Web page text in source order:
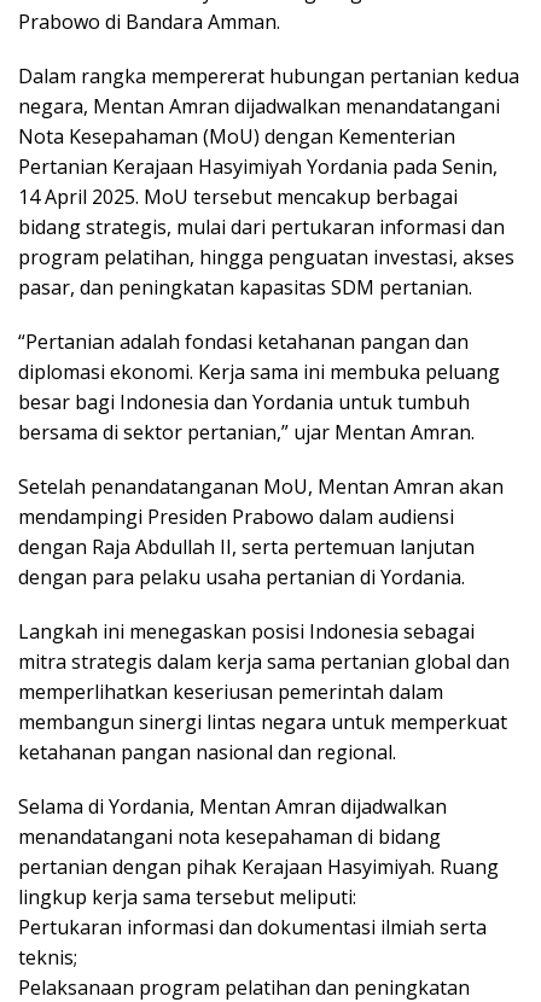
Prabowo di Bandara Amman.
Dalam rangka mempererat hubungan pertanian kedua
negara, Mentan Amran dijadwalkan menandatangani
Nota Kesepahaman (MoU) dengan Kementerian
Pertanian Kerajaan Hasyimiyah Yordania pada Senin,
14 April 2025. MoU tersebut mencakup berbagai
bidang strategis, mulai dari pertukaran informasi dan
program pelatihan, hingga penguatan investasi, akses
pasar, dan peningkatan kapasitas SDM pertanian.
“Pertanian adalah fondasi ketahanan pangan dan
diplomasi ekonomi. Kerja sama ini membuka peluang
besar bagi Indonesia dan Yordania untuk tumbuh
bersama di sektor pertanian,” ujar Mentan Amran.
Setelah penandatanganan MoU, Mentan Amran akan
mendampingi Presiden Prabowo dalam audiensi
dengan Raja Abdullah II, serta pertemuan lanjutan
dengan para pelaku usaha pertanian di Yordania.
Langkah ini menegaskan posisi Indonesia sebagai
mitra strategis dalam kerja sama pertanian global dan
memperlihatkan keseriusan pemerintah dalam
membangun sinergi lintas negara untuk memperkuat
ketahanan pangan nasional dan regional.
Selama di Yordania, Mentan Amran dijadwalkan
menandatangani nota kesepahaman di bidang
pertanian dengan pihak Kerajaan Hasyimiyah. Ruang
lingkup kerja sama tersebut meliputi:
Pertukaran informasi dan dokumentasi ilmiah serta
teknis;
Pelaksanaan program pelatihan dan peningkatan